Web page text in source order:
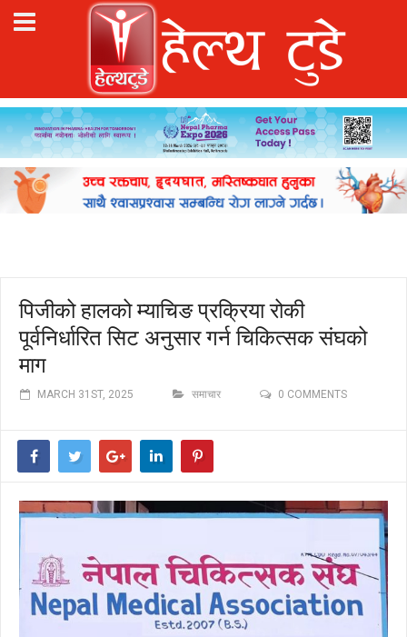
पिजीको हालको म्याचिङ प्रक्रिया रोकी
पूर्वनिर्धारित सिट अनुसार गर्न चिकित्सक संघको
माग
MARCH 31ST, 2025 समाचार 0 COMMENTS